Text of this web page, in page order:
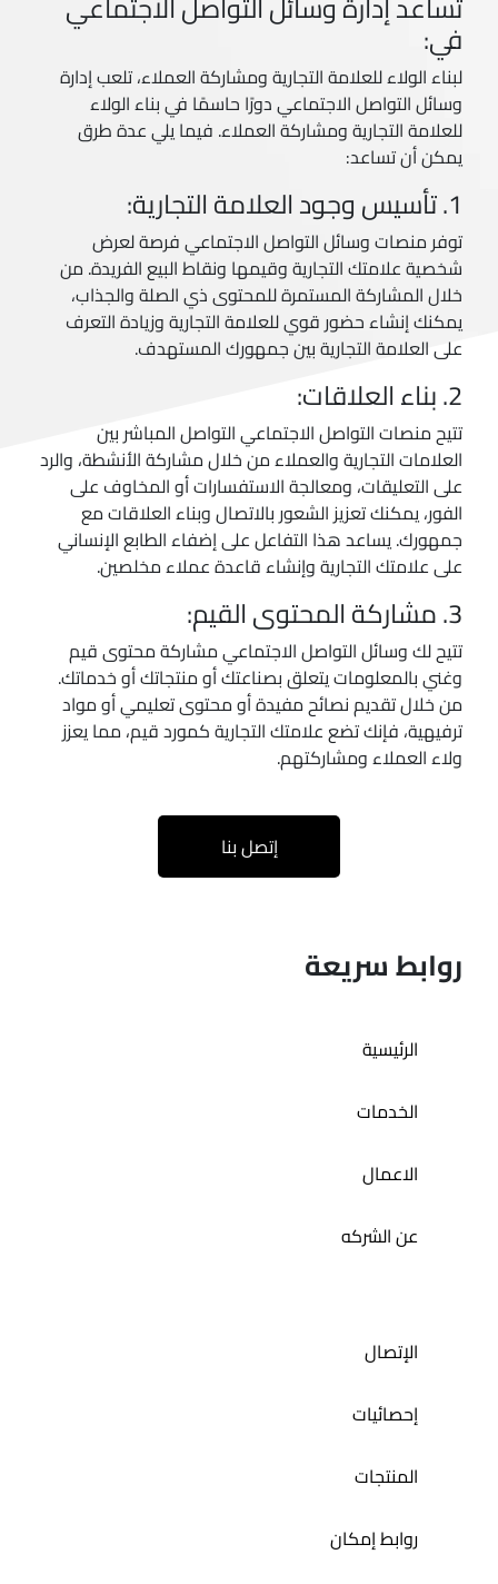
في:
لبناء الولاء للعلامة التجارية ومشاركة العملاء، تلعب إدارة
وسائل التواصل الاجتماعي دورًا حاسمًا في بناء الولاء
للعلامة التجارية ومشاركة العملاء. فيما يلي عدة طرق
يمكن أن تساعد:
1. تأسيس وجود العلامة التجارية:
توفر منصات وسائل التواصل الاجتماعي فرصة لعرض
شخصية علامتك التجارية وقيمها ونقاط البيع الفريدة. من
خلال المشاركة المستمرة للمحتوى ذي الصلة والجذاب،
يمكنك إنشاء حضور قوي للعلامة التجارية وزيادة التعرف
على العلامة التجارية بين جمهورك المستهدف.
2. بناء العلاقات:
تتيح منصات التواصل الاجتماعي التواصل المباشر بين
العلامات التجارية والعملاء من خلال مشاركة الأنشطة، والرد
على التعليقات، ومعالجة الاستفسارات أو المخاوف على
الفور، يمكنك تعزيز الشعور بالاتصال وبناء العلاقات مع
جمهورك. يساعد هذا التفاعل على إضفاء الطابع الإنساني
على علامتك التجارية وإنشاء قاعدة عملاء مخلصين.
3. مشاركة المحتوى القيم:
تتيح لك وسائل التواصل الاجتماعي مشاركة محتوى قيم
وغني بالمعلومات يتعلق بصناعتك أو منتجاتك أو خدماتك.
من خلال تقديم نصائح مفيدة أو محتوى تعليمي أو مواد
ترفيهية، فإنك تضع علامتك التجارية كمورد قيم، مما يعزز
ولاء العملاء ومشاركتهم.
إتصل بنا
روابط سريعة
الرئيسية
الخدمات
الاعمال
عن الشركه
الإتصال
إحصائيات
المنتجات
روابط إمكان